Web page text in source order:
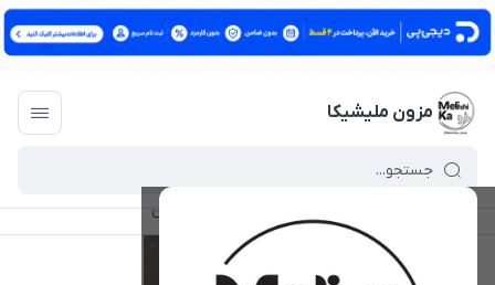
مزون ملیشیکا
شومیز الیزابتین